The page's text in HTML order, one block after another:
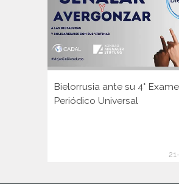
Bielorrusia ante su 4°
Periódico Universal